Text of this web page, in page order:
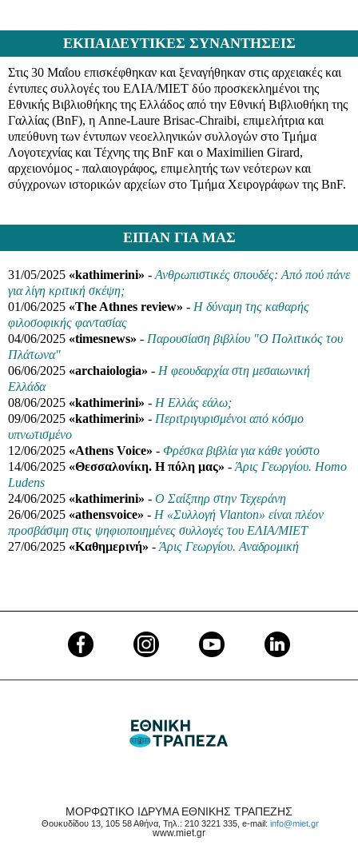
ΕΚΠΑΙΔΕΥΤΙΚΕΣ ΣΥΝΑΝΤΗΣΕΙΣ
Στις 30 Μαΐου επισκέφθηκαν και ξεναγήθηκαν στις αρχειακές και
έντυπες συλλογές του ΕΛΙΑ/ΜΙΕΤ δύο προσκεκλημένοι της
Εθνικής Βιβλιοθήκης της Ελλάδος από την Εθνική Βιβλιοθήκη της
Γαλλίας (BnF), η Anne-Laure Brisac-Chraibi, επιμελήτρια και
υπεύθυνη των έντυπων νεοελληνικών συλλογών στο Τμήμα
Λογοτεχνίας και Τέχνης της BnF και ο Maximilien Girard,
αρχειονόμος - παλαιογράφος, επιμελητής των νεότερων και
σύγχρονων ιστορικών αρχείων στο Τμήμα Χειρογράφων της BnF.
ΕΙΠΑΝΓΙΑ ΜΑΣ
31/05/2025 «kathimerini» - Ανθρωπιστικές σπουδές: Από πού πάνε
για λίγη κριτική σκέψη;
01/06/2025 «The Athnes review» - Η δύναμη της καθαρής
φιλοσοφικής φαντασίας
04/06/2025 «timesnews» - Παρουσίαση βιβλίου "Ο Πολιτικός του
Πλάτωνα"
06/06/2025 «archaiologia» - Η φεουδαρχία στη μεσαιωνική
Ελλάδα
08/06/2025 «kathimerini» - Η Ελλάς εάλω;
09/06/2025 «kathimerini» - Περιτριγυρισμένοι από κόσμο
υπνωτισμένο
12/06/2025 «Athens Voice» - Φρέσκα βιβλία για κάθε γούστο
14/06/2025 «Θεσσαλονίκη. Η πόλη μας» - Άρις Γεωργίου. Homo
Ludens
24/06/2025 «kathimerini» - Ο Σαίξπηρ στην Τεχεράνη
26/06/2025 «athensvoice» - Η «Συλλογή Vlanton» είναι πλέον
προσβάσιμη στις ψηφιοποιημένες συλλογές του ΕΛΙΑ/ΜΙΕΤ
27/06/2025 «Καθημερινή» - Άρις Γεωργίου. Αναδρομική
ΜΟΡΦΩΤΙΚΟ ΙΔΡΥΜΑ ΕΘΝΙΚΗΣ ΤΡΑΠΕΖΗΣ
Θουκυδίδου 13, 105 58 Αθήνα, Τηλ.: 210 3221 335, e-mail: info@miet.gr
www.miet.gr